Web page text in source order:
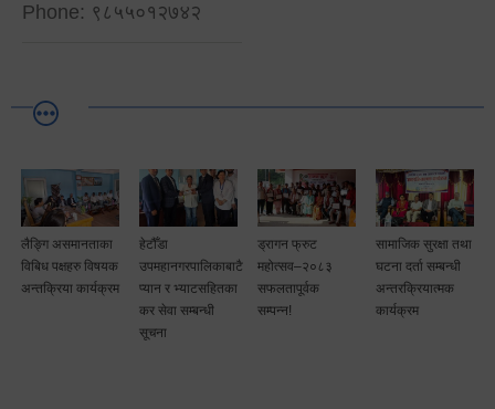
Phone: ९८५५०१२७४२
लैङ्गि असमानताका
विबिध पक्षहरु विषयक
अन्तक्रिया कार्यक्रम
हेटौँडा
उपमहानगरपालिकाबाटै
प्यान र भ्याटसहितका
कर सेवा सम्बन्धी
सूचना
ड्रागन फ्रुट
महोत्सव–२०८३
सफलतापूर्वक
सम्पन्न!
सामाजिक सुरक्षा तथा
घटना दर्ता सम्बन्धी
अन्तरक्रियात्मक
कार्यक्रम